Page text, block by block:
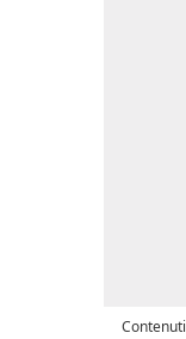
Contenuti